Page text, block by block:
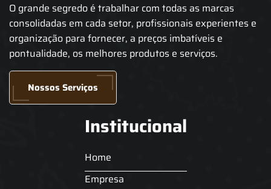
O grande segredo é trabalhar com todas as marcas
consolidadas em cada setor, profissionais experientes e
organização para fornecer, a preços imbatíveis e
pontualidade, os melhores produtos e serviços.
Nossos Serviços
Institucional
Home
Empresa